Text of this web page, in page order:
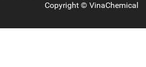
Copyright © VinaChemical